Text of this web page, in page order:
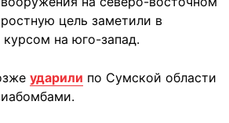
цель заметили в
на юго-запад.
ударили по Сумской области